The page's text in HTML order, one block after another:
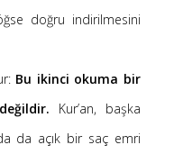
doğru indirilmesini
Bu ikinci okuma bir
Kur’an, başka
da açık bir saç emri